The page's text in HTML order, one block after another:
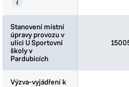
Stanovení místní
úpravy provozu v
ulici U Sportovní
školy v
Pardubicích
Výzva-vyjádření k
Stanovení místní
úpravy provozu v
ulici U Sportovní
školy v
Pardubicích
Výzva-vyjádření k